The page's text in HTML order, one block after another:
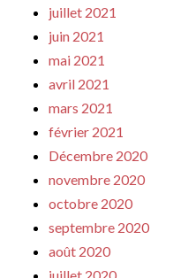
juillet 2021
juin 2021
mai 2021
avril 2021
mars 2021
février 2021
Décembre 2020
novembre 2020
octobre 2020
septembre 2020
août 2020
juillet 2020